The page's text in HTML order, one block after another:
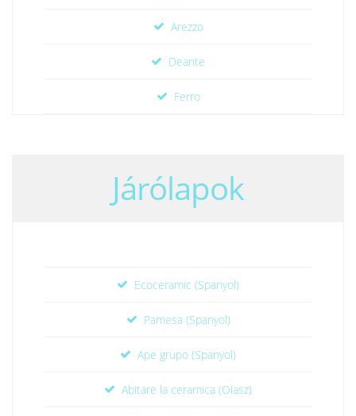
Arezzo
Deante
Ferro
Járólapok
Ecoceramic (Spanyol)
Pamesa (Spanyol)
Ape grupo (Spanyol)
Abitare la ceramica (Olasz)